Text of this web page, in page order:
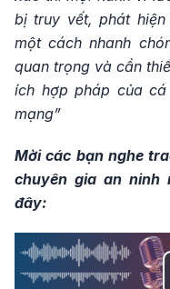
bị truy vết, phát
một cách nhanh
quan trọng và cần
ích hợp pháp của
mạng”
Mời các bạn nghe
chuyên gia an ninh
đây: